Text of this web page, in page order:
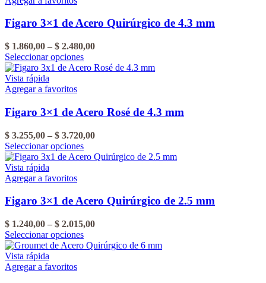
Figaro 3×1 de Acero Quirúrgico de 4.3 mm
$ 1.860,00 – $ 2.480,00Rango
precios:
$ 2.480,00
Seleccionar opcionesEste
producto
Las
opciones
se
pueden
elegir
en
producto
Vista rápida
Agregar a favoritos
Figaro 3×1 de Acero Rosé de 4.3 mm
$ 3.255,00 – $ 3.720,00Rango
precios:
$ 3.720,00
Seleccionar opcionesEste
producto
Las
opciones
se
pueden
elegir
en
Vista rápida
Agregar a favoritos
Figaro 3×1 de Acero Quirúrgico de 2.5 mm
$ 1.240,00 – $ 2.015,00Rango
precios:
Seleccionar opcionesEste
producto
Vista rápida
Agregar a favoritos